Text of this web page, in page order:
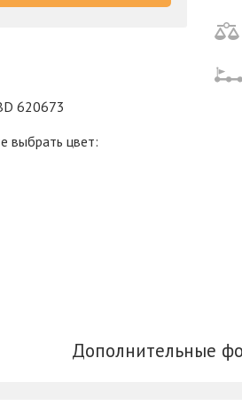
620673
выбрать цвет:
Дополнительные